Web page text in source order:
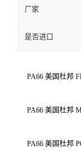
厂家
是否进口
PA66 美国杜邦
PA66 美国杜邦
PA66 美国杜邦